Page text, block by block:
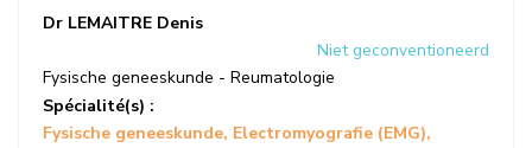
Dr LEMAITRE Denis
Niet geconventioneerd
Fysische geneeskunde - Reumatologie
Spécialité(s) :
Fysische geneeskunde Electromyografie (EMG)